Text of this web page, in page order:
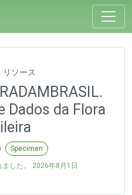
リソース
Dados da Flora
Specimen
した。 2026年8月1日